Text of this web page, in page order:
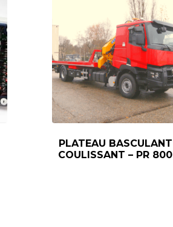
PLATEAU BASCULANT
COULISSANT – PR 800